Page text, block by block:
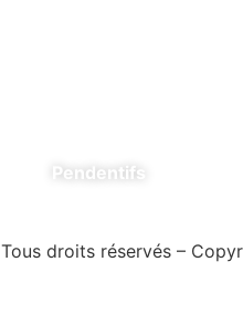
Pendentifs
Tous droits réservés –